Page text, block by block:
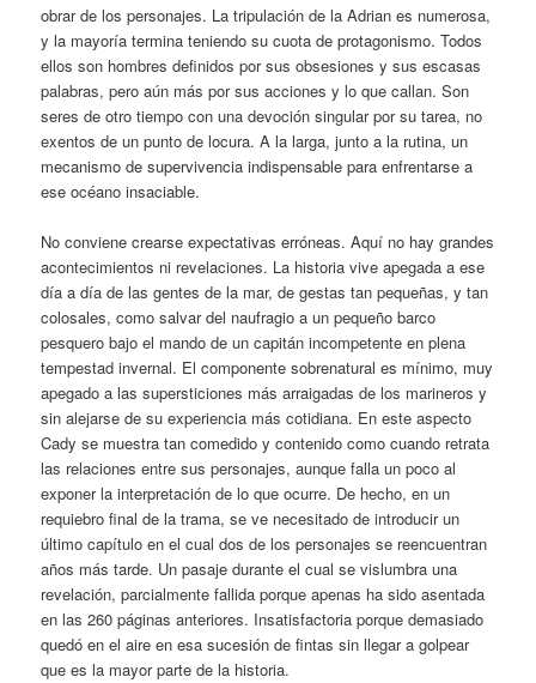
obrar de los personajes. La tripulación de la Adrian es numerosa,
y la mayoría termina teniendo su cuota de protagonismo. Todos
ellos son hombres definidos por sus obsesiones y sus escasas
palabras, pero aún más por sus acciones y lo que callan. Son
seres de otro tiempo con una devoción singular por su tarea, no
exentos de un punto de locura. A la larga, junto a la rutina, un
mecanismo de supervivencia indispensable para enfrentarse a
ese océano insaciable.
No conviene crearse expectativas erróneas. Aquí no hay grandes
acontecimientos ni revelaciones. La historia vive apegada a ese
día a día de las gentes de la mar, de gestas tan pequeñas, y tan
colosales, como salvar del naufragio a un pequeño barco
pesquero bajo el mando de un capitán incompetente en plena
tempestad invernal. El componente sobrenatural es mínimo, muy
apegado a las supersticiones más arraigadas de los marineros y
sin alejarse de su experiencia más cotidiana. En este aspecto
Cady se muestra tan comedido y contenido como cuando retrata
las relaciones entre sus personajes, aunque falla un poco al
exponer la interpretación de lo que ocurre. De hecho, en un
requiebro final de la trama, se ve necesitado de introducir un
último capítulo en el cual dos de los personajes se reencuentran
años más tarde. Un pasaje durante el cual se vislumbra una
revelación, parcialmente fallida porque apenas ha sido asentada
en las 260 páginas anteriores. Insatisfactoria porque demasiado
quedó en el aire en esa sucesión de fintas sin llegar a golpear
que es la mayor parte de la historia.